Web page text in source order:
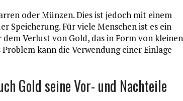
oder Münzen. Dies ist jedoch mit einem
Speicherung. Für viele Menschen ist es ein
Verlust von Gold, das in Form von kleinen
kann die Verwendung einer Einlage
Gold seine Vor- und Nachteile